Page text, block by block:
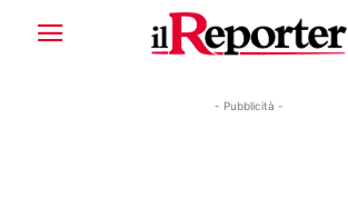
- Pubblicità -